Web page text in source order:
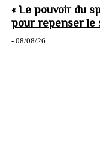
« Le pouvoir du
pour repenser le
- 08/08/26